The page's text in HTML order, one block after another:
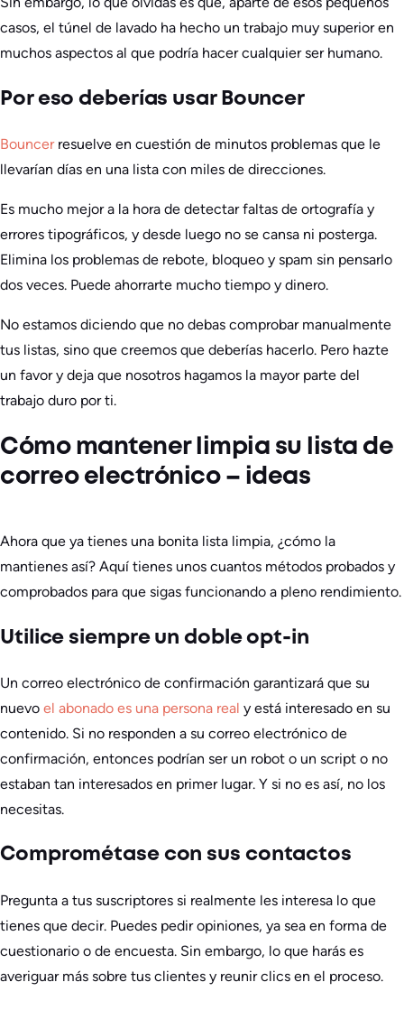
casos, el túnel de lavado ha hecho un trabajo muy superior en
muchos aspectos al que podría hacer cualquier ser humano.
Por eso deberías usar Bouncer
Bouncer resuelve en cuestión de minutos problemas que le
llevarían días en una lista con miles de direcciones.
Es mucho mejor a la hora de detectar faltas de ortografía y
errores tipográficos, y desde luego no se cansa ni posterga.
Elimina los problemas de rebote, bloqueo y spam sin pensarlo
dos veces. Puede ahorrarte mucho tiempo y dinero.
No estamos diciendo que no debas comprobar manualmente
tus listas, sino que creemos que deberías hacerlo. Pero hazte
un favor y deja que nosotros hagamos la mayor parte del
trabajo duro por ti.
Cómo mantener limpia su lista de
correo electrónico – ideas
Ahora que ya tienes una bonita lista limpia, ¿cómo la
mantienes así? Aquí tienes unos cuantos métodos probados y
comprobados para que sigas funcionando a pleno rendimiento.
Utilice siempre un doble opt-in
Un correo electrónico de confirmación garantizará que su
nuevo el abonado es una persona real y está interesado en su
contenido. Si no responden a su correo electrónico de
confirmación, entonces podrían ser un robot o un script o no
estaban tan interesados en primer lugar. Y si no es así, no los
necesitas.
Comprométase con sus contactos
Pregunta a tus suscriptores si realmente les interesa lo que
tienes que decir. Puedes pedir opiniones, ya sea en forma de
cuestionario o de encuesta. Sin embargo, lo que harás es
averiguar más sobre tus clientes y reunir clics en el proceso.